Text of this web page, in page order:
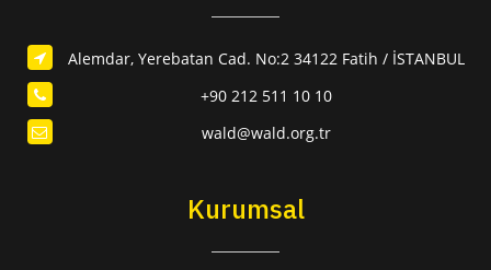
Alemdar, Yerebatan Cad. No:2 34122 Fatih / İSTANBUL
+90 212 511 10 10
wald@wald.org.tr
Kurumsal